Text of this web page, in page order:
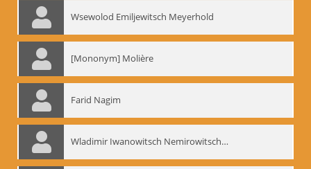
Wsewolod Emiljewitsch Meyerhold
[Mononym] Molière
Farid Nagim
Wladimir Iwanowitsch Nemirowitsch-Dantschenko